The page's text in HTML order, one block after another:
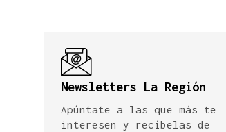
Newsletters La Región
Apúntate a las que más te
interesen y recíbelas de